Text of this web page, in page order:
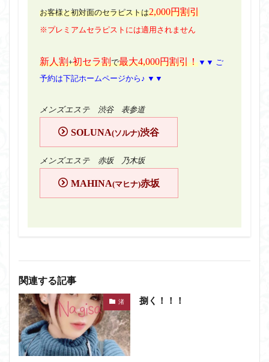
お客様と初対面のセラピストは2,000円割引
※プレミアムセラピストには適用されません
新人割+初セラ割で最大4,000円割引！▼▼ ご
予約は下記ホームページから♪ ▼▼
メンズエステ 渋谷 表参道
SOLUNA(ソルナ)渋谷
メンズエステ 赤坂 乃木坂
MAHINA(マヒナ)赤坂
関連する記事
渚 捌く！！！